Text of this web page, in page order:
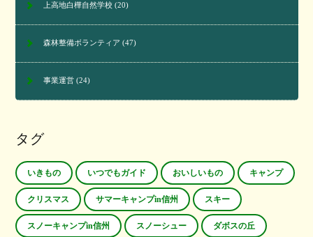
上高地白樺自然学校(20)
森林整備ボランティア (47)
事業運営(24)
タグ
いきもの いつでもガイド おいしいもの キャンプ
クリスマス サマーキャンプin信州 スキー
スノーキャンプin信州 スノーシュー ダボスの丘